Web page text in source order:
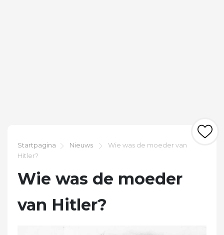
Startpagina Nieuws
Wie was de moeder van
Hitler?
Wie was de moeder
van Hitler?